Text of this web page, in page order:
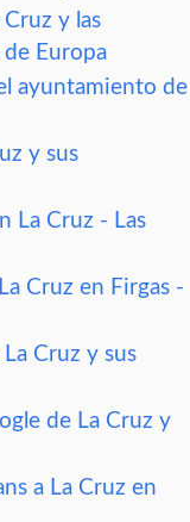
y las
Europa
ayuntamiento de
y sus
La Cruz - Las
Cruz en Firgas -
Cruz y sus
de La Cruz y
a La Cruz en